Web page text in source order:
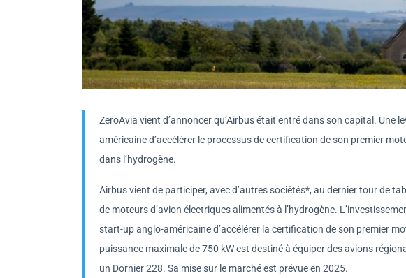
ZeroAvia vient d’annoncer qu’Airbus était entré dans son capital. Une
américaine d’accélérer le processus de certification de son premier
dans l’hydrogène.
Airbus vient de participer, avec d’autres sociétés*, au dernier tour de
de moteurs d’avion électriques alimentés à l’hydrogène.
start-up anglo-américaine d’accélérer la certification de son premier
puissance maximale de 750 kW est destiné à équiper des avions
un Dornier 228. Sa mise sur le marché est prévue en 2025.